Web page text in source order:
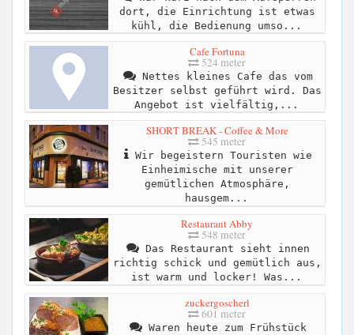
dort, die Einrichtung ist etwas
kühl, die Bedienung umso...
Cafe Fortuna
524 meter
Nettes kleines Cafe das vom
Besitzer selbst geführt wird. Das
Angebot ist vielfältig,...
SHORT BREAK - Coffee & More
545 meter
Wir begeistern Touristen wie
Einheimische mit unserer
gemütlichen Atmosphäre,
hausgem...
Restaurant Abby
548 meter
Das Restaurant sieht innen
richtig schick und gemütlich aus,
ist warm und locker! Was...
zuckergoscherl
601 meter
Waren heute zum Frühstück